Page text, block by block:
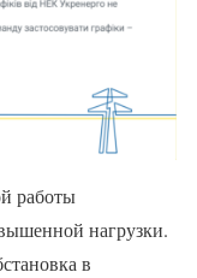
работы
нагрузки.
в